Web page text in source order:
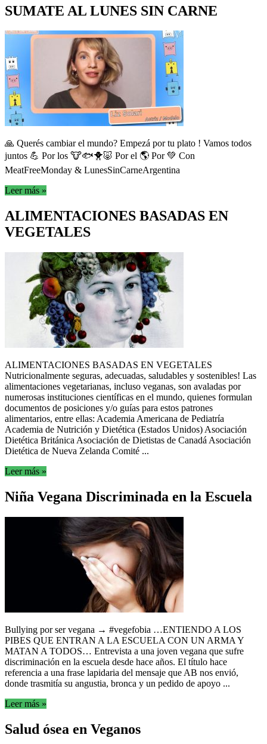
SUMATE AL LUNES SIN CARNE
🙏 Querés cambiar el mundo? Empezá por tu plato ! Vamos todos
juntos 💪 Por los 🐮🐟🐥🐷 Por el 🌎 Por 💚 Con
MeatFreeMonday & LunesSinCarneArgentina
Leer más »
ALIMENTACIONES BASADAS EN
VEGETALES
ALIMENTACIONES BASADAS EN VEGETALES
Nutricionalmente seguras, adecuadas, saludables y sostenibles! Las
alimentaciones vegetarianas, incluso veganas, son avaladas por
numerosas instituciones científicas en el mundo, quienes formulan
documentos de posiciones y/o guías para estos patrones
alimentarios, entre ellas: Academia Americana de Pediatría
Academia de Nutrición y Dietética (Estados Unidos) Asociación
Dietética Británica Asociación de Dietistas de Canadá Asociación
Dietética de Nueva Zelanda Comité ...
Leer más »
Niña Vegana Discriminada en la Escuela
Bullying por ser vegana → #vegefobia …ENTIENDO A LOS
PIBES QUE ENTRAN A LA ESCUELA CON UN ARMA Y
MATAN A TODOS… Entrevista a una joven vegana que sufre
discriminación en la escuela desde hace años. El título hace
referencia a una frase lapidaria del mensaje que AB nos envió,
donde trasmitía su angustia, bronca y un pedido de apoyo ...
Leer más »
Salud ósea en Veganos